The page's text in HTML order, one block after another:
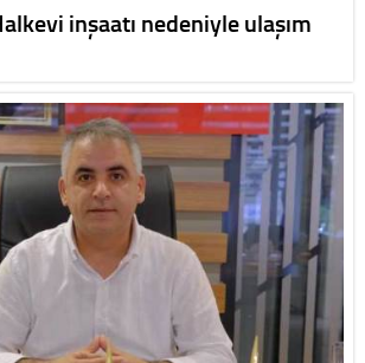
inşaatı nedeniyle ulaşım